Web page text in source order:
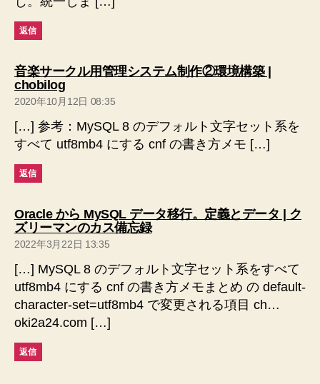
返信
音楽サークル用管理システム制作②環境構築 |
chobilogの
発
言:
2020年10月12日 08:35
[…] 参考：MySQL 8 のデフォルト文字セット系を
すべて utf8mb4 にする cnf の書き方メモ […]
返信
Oracle から MySQL データ移行。定義とデータ | ク
ズリーマンのカス備忘録の
2022年3月22日 13:35
[…] MySQL 8 のデフォルト文字セット系をすべて
utf8mb4 にする cnf の書き方メモまとめ の default-
character-set=utf8mb4 で変更される項目 ch…
oki2a24.com […]
返信